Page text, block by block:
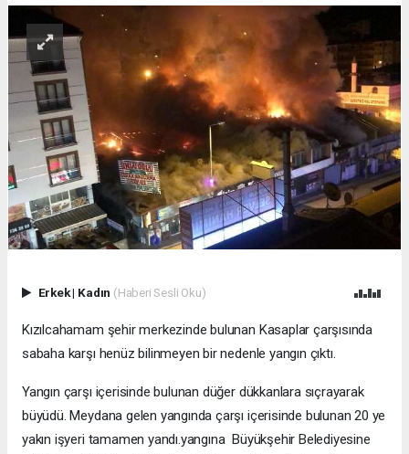
Erkek| Kadın (Haberi Sesli Oku)
Kızılcahamam şehir merkezinde bulunan Kasaplar çarşısında
sabaha karşı henüz bilinmeyen bir nedenle yangın çıktı.
Yangın çarşı içerisinde bulunan düğer dükkanlara sıçrayarak
büyüdü. Meydana gelen yangında çarşı içerisinde bulunan 20 ye
yakın işyeri tamamen yandı.yangına Büyükşehir Belediyesine